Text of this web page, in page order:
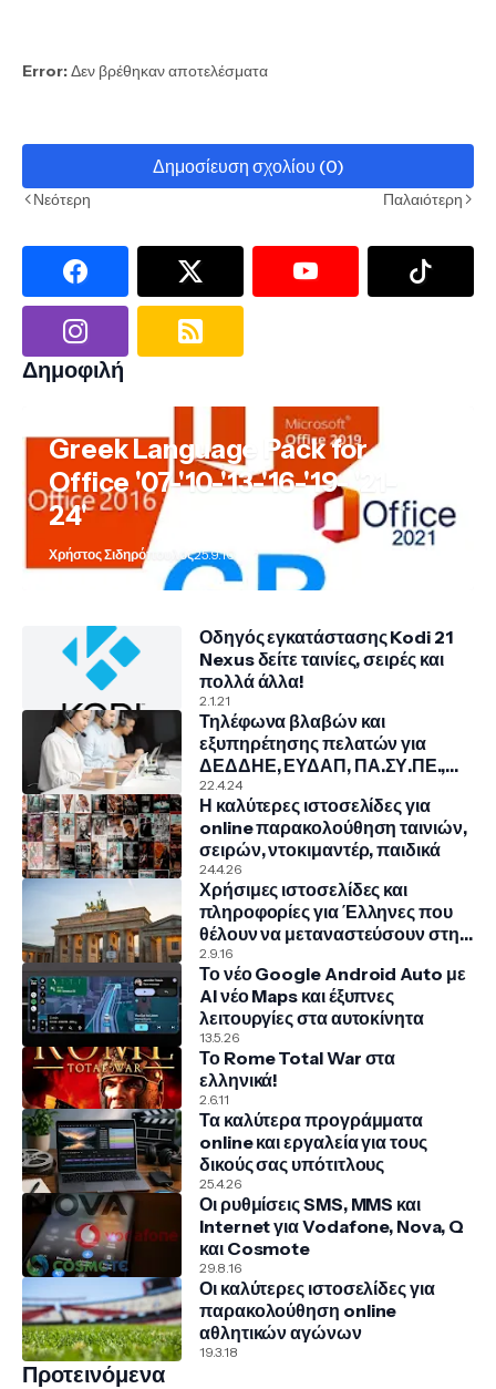
Error:Δεν βρέθηκαν αποτελέσματα
Δημοσίευση σχολίου (0)
Νεότερη Παλαιότερη
Δημοφιλή
Greek Language Pack for
Office '07-'10-'13-'16-'19- '21-
24'
Χρήστος Σιδηρόπουλος25.9.10
Οδηγός εγκατάστασης Kodi 21
Nexus δείτε ταινίες, σειρές και
πολλά άλλα!
2.1.21
Τηλέφωνα βλαβών και
εξυπηρέτησης πελατών για
ΔΕΔΔΗΕ, ΕΥΔΑΠ, ΠΑ.ΣΥ.ΠΕ.,
COSMOTE, NOVA, VODAFONE
22.4.24
Η καλύτερες ιστοσελίδες για
online παρακολούθηση ταινιών,
σειρών, ντοκιμαντέρ, παιδικά
24.4.26
Χρήσιμες ιστοσελίδες και
πληροφορίες για Έλληνες που
θέλουν να μεταναστεύσουν στην
Γερμανία
2.9.16
Το νέο Google Android Auto με
AI νέο Maps και έξυπνες
λειτουργίες στα αυτοκίνητα
13.5.26
Το Rome Total War στα
ελληνικά!
2.6.11
Τα καλύτερα προγράμματα
online και εργαλεία για τους
δικούς σας υπότιτλους
25.4.26
Οι ρυθμίσεις SMS, MMS και
Internet για Vodafone, Nova, Q
και Cosmote
29.8.16
Οι καλύτερες ιστοσελίδες για
παρακολούθηση online
αθλητικών αγώνων
19.3.18
Προτεινόμενα